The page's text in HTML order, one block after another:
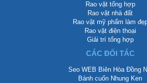
Rao vặt tổng hợp
Rao vặt nhà đất
Rao vặt mỹ phẩm làm
Rao vặt điện thoại
Giải trí tổng hợp
CÁC ĐỐI TÁC
Seo WEB Biên Hòa Đồng
Bánh cuốn Nhung Ken